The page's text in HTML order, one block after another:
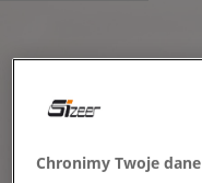
Chronimy Twoje dane